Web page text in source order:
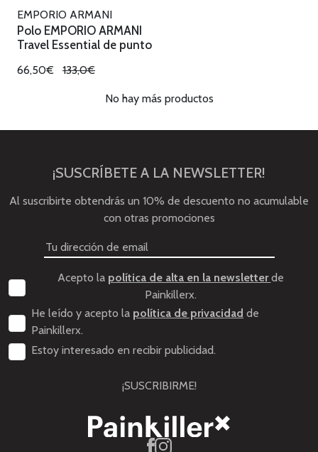
EMPORIO ARMANI
Polo EMPORIO ARMANI
Travel Essential de punto
66,50€ 133,0€
No hay más productos
¡SUSCRÍBETE A LA NEWSLETTER!
Al suscribirte obtendrás un 10% de descuento no acumulable
con otras promociones
Acepto la política de alta en la newsletterde
Painkillerx.
He leído y acepto la política de privacidad de
Painkillerx.
Estoy interesado en recibir publicidad.
¡SUSCRIBIRME!